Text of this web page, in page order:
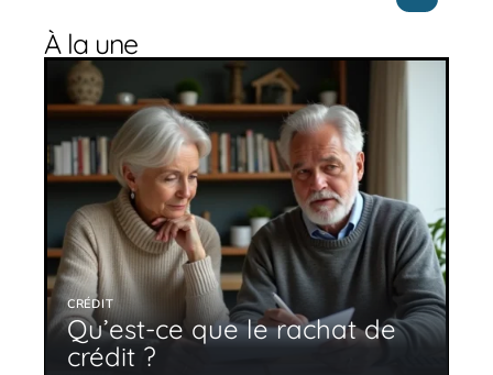
À la une
CRÉDIT
Qu’est-ce que le rachat de
crédit ?